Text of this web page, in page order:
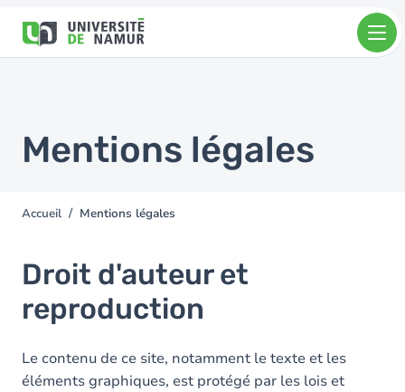
contenu
Mentions légales
You
here
Accueil Mentions légales
Droit d'auteur et
reproduction
Le contenu de ce site, notamment le texte et les
éléments graphiques, est protégé par les lois et